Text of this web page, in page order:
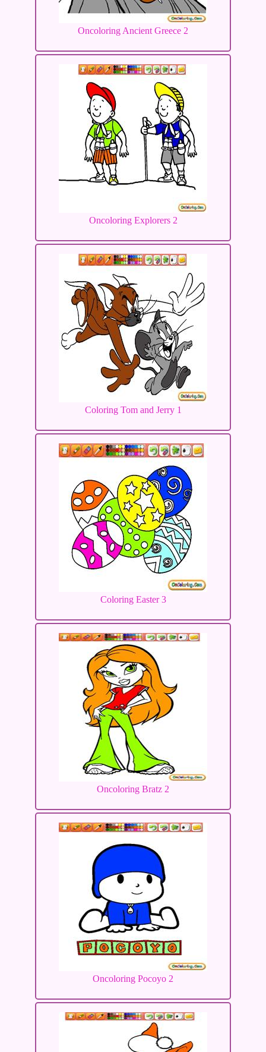
Oncoloring Ancient Greece 2
Oncoloring Explorers 2
Coloring Tom and Jerry 1
Coloring Easter 3
Oncoloring Bratz 2
Oncoloring Pocoyo 2